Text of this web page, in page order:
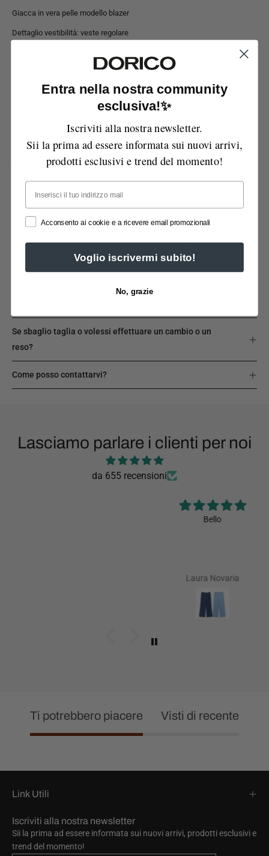
Giacca in vera pelle modello blazer
Dettaglio vestibilità: veste regolare
Di solito pronto in 1 ora
Visualizza le informazioni sul negozio
Possibilità di reso entro 14 giorni
Spedizione gratuita sopra i 99€
DOMANDE FREQUENTI
Se sbaglio taglia o volessi effettuare un cambio o un
reso?
Come posso contattarvi?
Lasciamo parlare i clienti per noi
da 655 recensioni
Ti potrebbero piacere Visti di recente
Link Utili
Iscriviti alla nostra newsletter
Sii la prima ad essere informata sui nuovi arrivi, prodotti esclusivi e
trend del momento!
Entra nella nostra community
esclusiva!✨
Iscriviti alla nostra newsletter.
Sii la prima ad essere informata sui nuovi arrivi,
prodotti esclusivi e trend del momento!
Email
Acconsento ai cookie e a ricevere email promozionali
Voglio iscrivermi subito!
No, grazie